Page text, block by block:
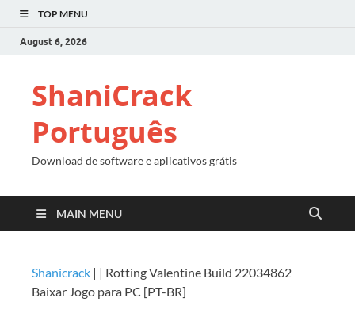
TOP MENU
August 6, 2026
ShaniCrack
Português
Download de software e aplicativos grátis
MAIN MENU
Shanicrack | | Rotting Valentine Build 22034862
Baixar Jogo para PC [PT-BR]